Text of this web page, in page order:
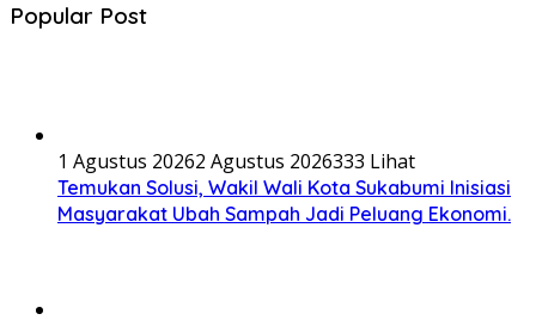
Popular Post
1 Agustus 20262 Agustus 2026333 Lihat
Temukan Solusi, Wakil Wali Kota Sukabumi Inisiasi
Masyarakat Ubah Sampah Jadi Peluang Ekonomi.